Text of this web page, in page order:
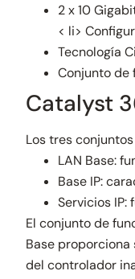
2 x 10
< li>
Tecnología
Conjunto de
Catalyst
Los tres
LAN Base:
Base IP:
Servicios IP:
El conjunto de
Base proporciona
del controlador